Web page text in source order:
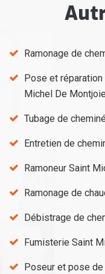
Ramonage de
Pose et
Michel De Montjoie
Tubage de
Entretien de
Ramoneur Saint
Ramonage de
Débistrage de
Fumisterie Saint
Poseur et pose